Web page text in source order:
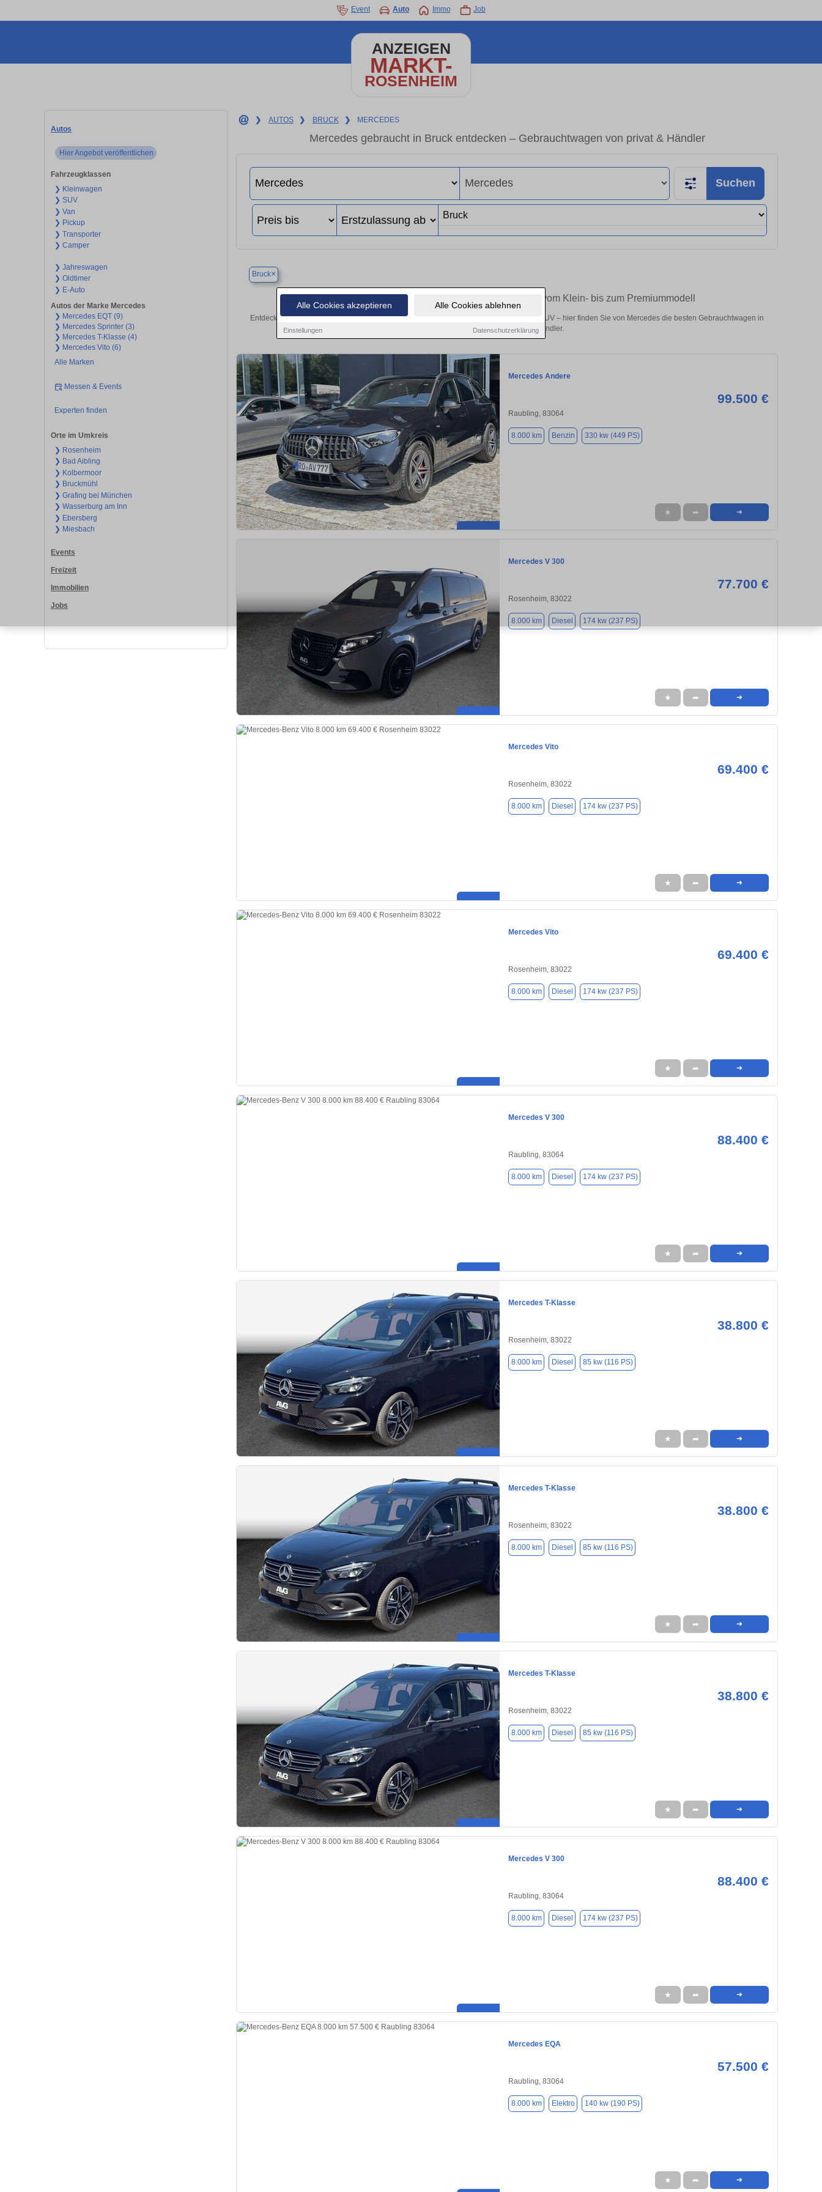
Alle Cookies akzeptieren Alle Cookies ablehnen
Einstellungen Datenschutzerklärung
Event Auto Immo Job
ANZEIGEN
MARKT-
ROSENHEIM
Autos
Hier Angebot veröffentlichen
Fahrzeugklassen
❯ Kleinwagen
❯ SUV
❯ Van
❯ Pickup
❯ Transporter
❯ Camper
❯ Jahreswagen
❯ Oldtimer
❯ E-Auto
Autos der Marke Mercedes
❯ Mercedes EQT (9)
❯ Mercedes Sprinter (3)
❯ Mercedes T-Klasse (4)
❯ Mercedes Vito (6)
Alle Marken
Messen & Events
Experten finden
Orte im Umkreis
❯ Rosenheim
❯ Bad Aibling
❯ Kolbermoor
❯ Bruckmühl
❯ Grafing bei München
❯ Wasserburg am Inn
❯ Ebersberg
❯ Miesbach
Events
Freizeit
Immobilien
Jobs
❯ AUTOS ❯ BRUCK ❯ MERCEDES
Mercedes gebraucht in Bruck entdecken – Gebrauchtwagen von privat & Händler
Suchen
Bruck×
Finden Sie in Bruck Ihren gebrauchten Mercedes – vom Klein- bis zum Premiummodell
Entdecken Sie in Bruck gebrauchte Mercedes Fahrzeuge. Von Kleinwagen bis hin zum SUV – hier finden Sie von Mercedes die besten Gebrauchtwagen in
Bruck von privat und vom Händler.
Mercedes Andere
99.500 €
Raubling, 83064
8.000 km Benzin 330 kw (449 PS)
★ ➦ ➜
Mercedes V 300
77.700 €
Rosenheim, 83022
8.000 km Diesel 174 kw (237 PS)
★ ➦ ➜
Mercedes Vito
69.400 €
Rosenheim, 83022
8.000 km Diesel 174 kw (237 PS)
★ ➦ ➜
Mercedes Vito
69.400 €
Rosenheim, 83022
8.000 km Diesel 174 kw (237 PS)
★ ➦ ➜
Mercedes V 300
88.400 €
Raubling, 83064
8.000 km Diesel 174 kw (237 PS)
★ ➦ ➜
Mercedes T-Klasse
38.800 €
Rosenheim, 83022
8.000 km Diesel 85 kw (116 PS)
★ ➦ ➜
Mercedes T-Klasse
38.800 €
Rosenheim, 83022
8.000 km Diesel 85 kw (116 PS)
★ ➦ ➜
Mercedes T-Klasse
38.800 €
Rosenheim, 83022
8.000 km Diesel 85 kw (116 PS)
★ ➦ ➜
Mercedes V 300
88.400 €
Raubling, 83064
8.000 km Diesel 174 kw (237 PS)
★ ➦ ➜
Mercedes EQA
57.500 €
Raubling, 83064
8.000 km Elektro 140 kw (190 PS)
★ ➦ ➜